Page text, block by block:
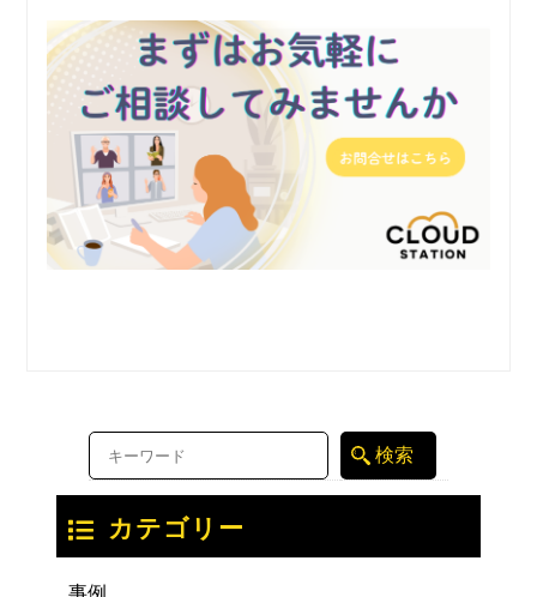
カテゴリー